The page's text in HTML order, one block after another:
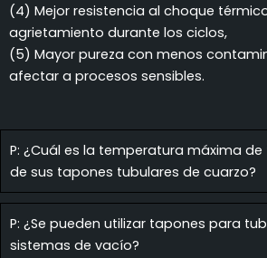
(4) Mejor resistencia al choque
agrietamiento durante los ciclos,
(5) Mayor pureza con menos
afectar a procesos sensibles.
P: ¿Cuál es la temperatura máxima
de sus tapones tubulares de cuarzo?
P: ¿Se pueden utilizar tapones para
sistemas de vacío?